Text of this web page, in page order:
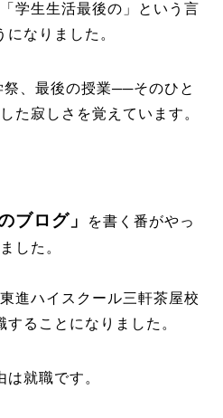
学生生活最後の」という言
になりました。
、最後の授業──そのひと
た寂しさを覚えています。
ブログ」
を書く番がやっ
した。
進ハイスクール三軒茶屋校
ることになりました。
は就職です。